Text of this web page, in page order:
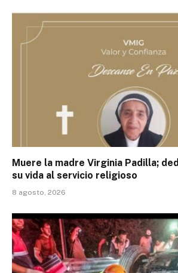
Muere la madre Virginia Padilla;
su vida al servicio religioso
8 agosto, 2026